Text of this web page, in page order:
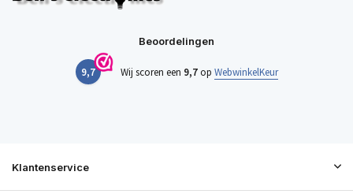
Beoordelingen
9,7 Wij scoren een 9,7op WebwinkelKeur
Klantenservice